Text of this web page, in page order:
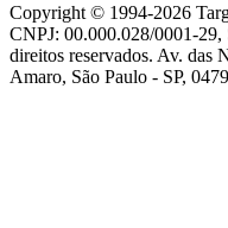
Copyright © 1994-2026
CNPJ: 00.000.028/0001-29,
direitos reservados. Av. das
Amaro, São Paulo - SP,